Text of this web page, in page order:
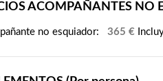
ACOMPAÑANTES NO
no esquiador: 365 €